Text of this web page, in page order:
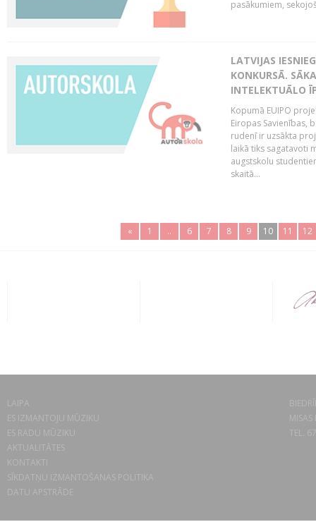
pasākumiem,
LATVIJAS
KONKURSĀ.
INTELEKTUĀLO
Kopumā EUIPO
Eiropas Savienības,
rudenī ir uzsākta
laikā tiks sagatavoti
augstskolu
skaitā...
« 1 .. 6 7 8 9 10 11 12
LAIPA
ES IZMANTOJU MŪZIKU
ES RADU MŪZIKU
AKTUALITĀTES
KONTAKTI
SĪKDATŅU IZMANTOŠANAS POLITIKA
DATU APSTRĀDE
TEL.